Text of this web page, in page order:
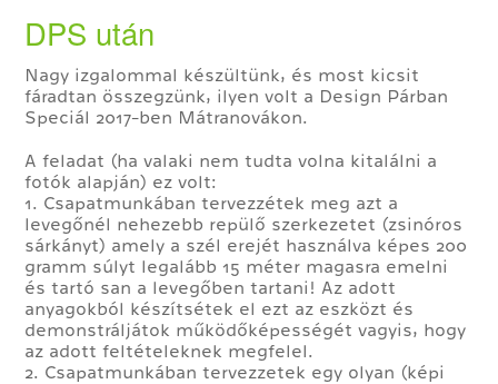
DPS után
Nagy izgalommal készültünk, és most kicsit
fáradtan összegzünk, ilyen volt a Design Párban
Speciál 2017-ben Mátranovákon.
A feladat (ha valaki nem tudta volna kitalálni a
fotók alapján) ez volt:
1. Csapatmunkában tervezzétek meg azt a
levegőnél nehezebb repülő szerkezetet (zsinóros
sárkányt) amely a szél erejét használva képes 200
gramm súlyt legalább 15 méter magasra emelni
és tartó san a levegőben tartani! Az adott
anyagokból készítsétek el ezt az eszközt és
demonstráljátok működőképességét vagyis, hogy
az adott feltételeknek megfelel.
2. Csapatmunkában tervezzetek egy olyan (képi